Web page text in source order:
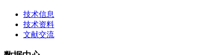
技术信息
技术资料
文献交流